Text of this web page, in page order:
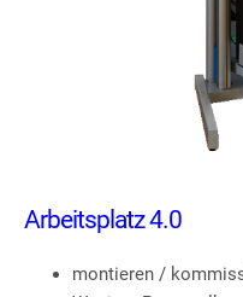
Arbeitsplatz 4.0
montieren /